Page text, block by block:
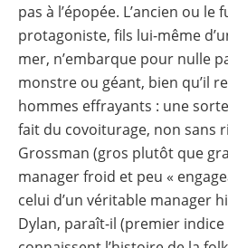
pas à l’épopée. L’ancien ou
protagoniste, fils lui-même
mer, n’embarque pour nulle
monstre ou géant, bien qu’il
hommes effrayants : une
fait du covoiturage, non sans
Grossman (gros plutôt que
manager froid et peu «
celui d’un véritable manager
Dylan, paraît-il (premier